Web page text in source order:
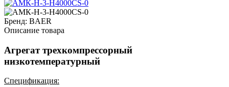
Бренд: BAER
Описание товара
Агрегат трехкомпрессорный
низкотемпературный
Спецификация: